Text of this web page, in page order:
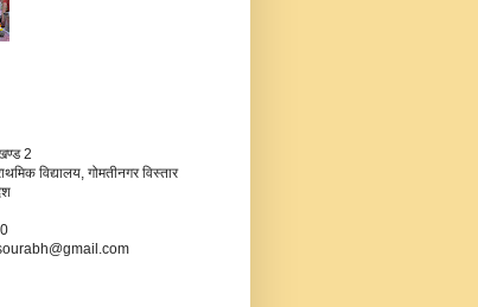
2
विद्यालय, गोमतीनगर विस्तार